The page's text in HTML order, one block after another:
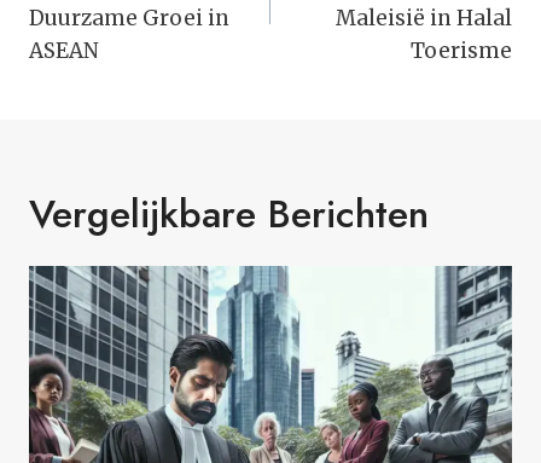
Duurzame Groei in
ASEAN
Maleisië in Halal
Toerisme
Vergelijkbare Berichten